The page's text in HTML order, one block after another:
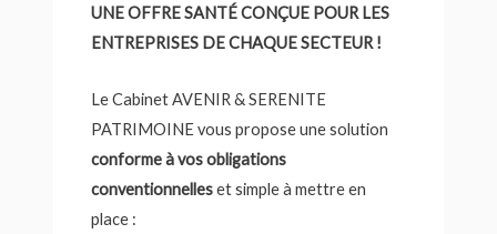
UNE OFFRE SANTÉ CONÇUE POUR LES
ENTREPRISES DE CHAQUE SECTEUR !
Le Cabinet AVENIR & SERENITE
PATRIMOINE vous propose une solution
conforme à vos obligations
conventionnelleset simple à mettre en
place :